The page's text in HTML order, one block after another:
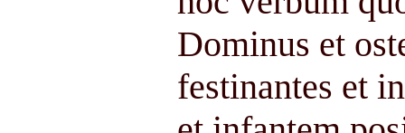
Dominus et
festinantes et